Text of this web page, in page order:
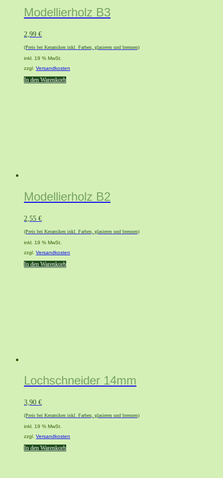
Modellierholz B3
2,99 €
(Preis bei Keramiken inkl. Farben, glasieren und brennen)
inkl. 19 % MwSt.
zzgl. Versandkosten
In den Warenkorb
Modellierholz B2
2,55 €
(Preis bei Keramiken inkl. Farben, glasieren und brennen)
inkl. 19 % MwSt.
zzgl. Versandkosten
In den Warenkorb
Lochschneider 14mm
3,90 €
(Preis bei Keramiken inkl. Farben, glasieren und brennen)
inkl. 19 % MwSt.
zzgl. Versandkosten
In den Warenkorb